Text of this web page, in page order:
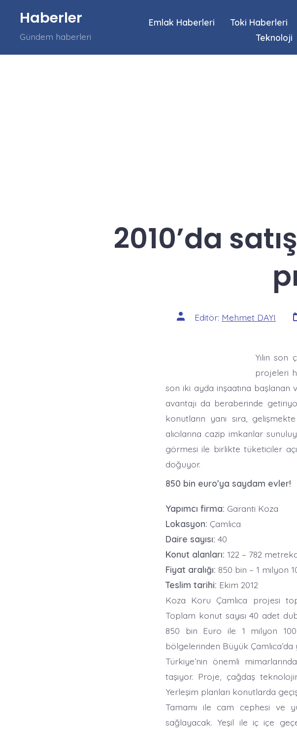
Haberler
Gündem haberleri
Emlak Haberleri Toki Haberleri
Teknoloji
2010’da
Yazının
yazarı
Editör: Mehmet DAYI
Yılın
projeleri
son iki ayda inşaatına başlanan
avantajı da beraberinde
konutların yanı sıra,
alıcılarına cazip imkanlar
görmesi ile birlikte tüketiciler
doğuyor.
850 bin euro’ya saydam evler!
Yapımcı firma: Garanti Koza
Lokasyon: Çamlıca
Daire sayısı: 40
Konut alanları: 122 – 782
Fiyat aralığı: 850 bin – 1 milyon
Teslim tarihi: Ekim 2012
Koza Koru Çamlıca projesi
Toplam konut sayısı 40 adet
850 bin Euro ile 1 milyon 100
bölgelerinden Büyük
Türkiye’nin önemli
taşıyor. Proje, çağdaş
Yerleşim planları konutlarda
Tamamı ile cam cephesi ve
sağlayacak. Yeşil ile iç içe